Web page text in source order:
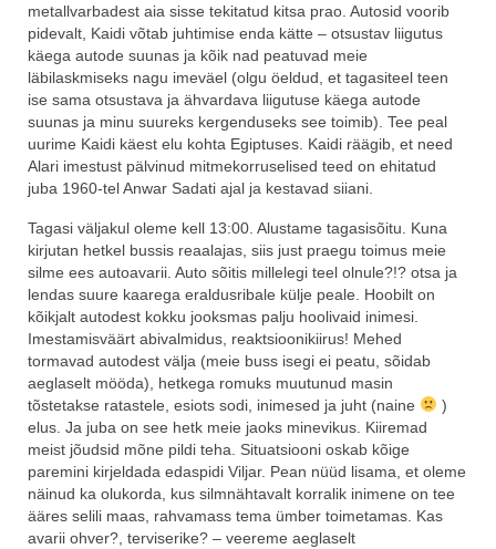
metallvarbadest aia sisse tekitatud kitsa prao. Autosid voorib
pidevalt, Kaidi võtab juhtimise enda kätte – otsustav liigutus
käega autode suunas ja kõik nad peatuvad meie
läbilaskmiseks nagu imeväel (olgu öeldud, et tagasiteel teen
ise sama otsustava ja ähvardava liigutuse käega autode
suunas ja minu suureks kergenduseks see toimib). Tee peal
uurime Kaidi käest elu kohta Egiptuses. Kaidi räägib, et need
Alari imestust pälvinud mitmekorruselised teed on ehitatud
juba 1960-tel Anwar Sadati ajal ja kestavad siiani.
Tagasi väljakul oleme kell 13:00. Alustame tagasisõitu. Kuna
kirjutan hetkel bussis reaalajas, siis just praegu toimus meie
silme ees autoavarii. Auto sõitis millelegi teel olnule?!? otsa ja
lendas suure kaarega eraldusribale külje peale. Hoobilt on
kõikjalt autodest kokku jooksmas palju hoolivaid inimesi.
Imestamisväärt abivalmidus, reaktsioonikiirus! Mehed
tormavad autodest välja (meie buss isegi ei peatu, sõidab
aeglaselt mööda), hetkega romuks muutunud masin
tõstetakse ratastele, esiots sodi, inimesed ja juht (naine
)
elus. Ja juba on see hetk meie jaoks minevikus. Kiiremad
meist jõudsid mõne pildi teha. Situatsiooni oskab kõige
paremini kirjeldada edaspidi Viljar. Pean nüüd lisama, et oleme
näinud ka olukorda, kus silmnähtavalt korralik inimene on tee
ääres selili maas, rahvamass tema ümber toimetamas. Kas
avarii ohver?, terviserike? – veereme aeglaselt